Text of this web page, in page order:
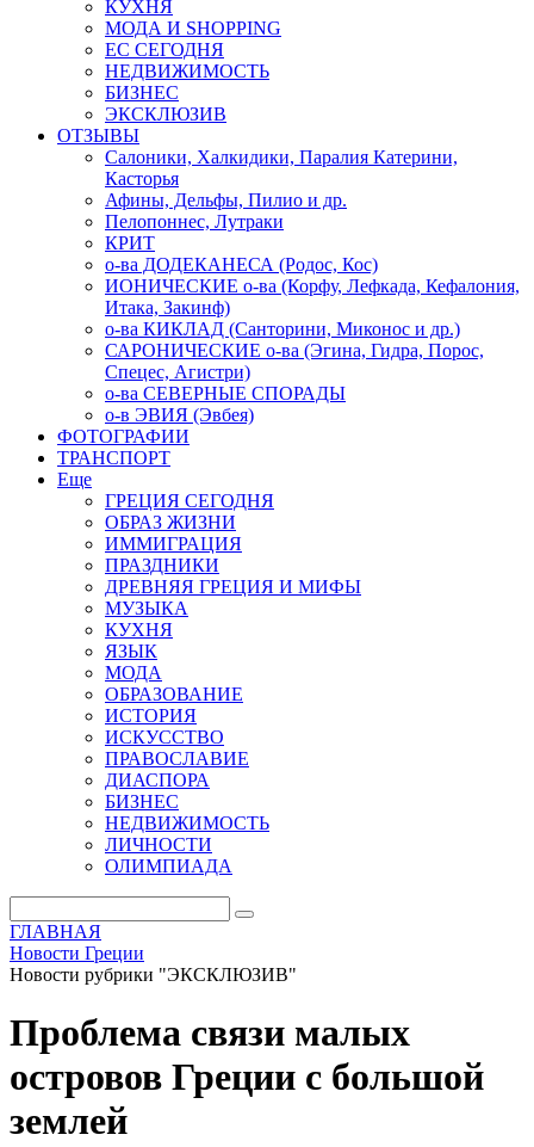
КУХНЯ
МОДА И SHOPPING
ЕС СЕГОДНЯ
НЕДВИЖИМОСТЬ
БИЗНЕС
ЭКСКЛЮЗИВ
ОТЗЫВЫ
Салоники, Халкидики, Паралия Катерини,
Касторья
Афины, Дельфы, Пилио и др.
Пелопоннес, Лутраки
КРИТ
о-ва ДОДЕКАНЕСА (Родос, Кос)
ИОНИЧЕСКИЕ о-ва (Корфу, Лефкада, Кефалония,
Итака, Закинф)
о-ва КИКЛАД (Санторини, Миконос и др.)
САРОНИЧЕСКИЕ о-ва (Эгина, Гидра, Порос,
Спецес, Агистри)
о-ва СЕВЕРНЫЕ СПОРАДЫ
о-в ЭВИЯ (Эвбея)
ФОТОГРАФИИ
ТРАНСПОРТ
Еще
ГРЕЦИЯ СЕГОДНЯ
ОБРАЗ ЖИЗНИ
ИММИГРАЦИЯ
ПРАЗДНИКИ
ДРЕВНЯЯ ГРЕЦИЯ И МИФЫ
МУЗЫКА
КУХНЯ
ЯЗЫК
МОДА
ОБРАЗОВАНИЕ
ИСТОРИЯ
ИСКУССТВО
ПРАВОСЛАВИЕ
ДИАСПОРА
БИЗНЕС
НЕДВИЖИМОСТЬ
ЛИЧНОСТИ
ОЛИМПИАДА
ГЛАВНАЯ
Новости Греции
Новости рубрики "ЭКСКЛЮЗИВ"
Проблема связи малых
островов Греции с большой
землей